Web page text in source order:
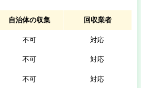
自治体の収集 回収業者
不可 対応
不可 対応
不可 対応